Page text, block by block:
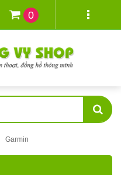
0
Garmin